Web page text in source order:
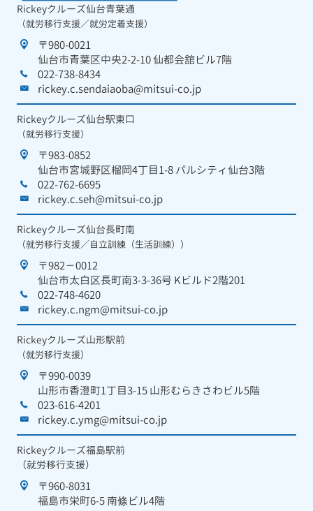
Rickeyクルーズ仙台青葉通
（就労移行支援／就労定着支援）
〒980-0021
仙台市青葉区中央2-2-10 仙都会舘ビル7階
022-738-8434
rickey.c.sendaiaoba@mitsui-co.jp
Rickeyクルーズ仙台駅東口
（就労移行支援）
〒983-0852
仙台市宮城野区榴岡4丁目1-8 パルシティ仙台3階
022-762-6695
rickey.c.seh@mitsui-co.jp
Rickeyクルーズ仙台長町南
（就労移行支援／自立訓練（生活訓練））
〒982－0012
仙台市太白区長町南3-3-36号 Kビルド2階201
022-748-4620
rickey.c.ngm@mitsui-co.jp
Rickeyクルーズ山形駅前
（就労移行支援）
〒990-0039
山形市香澄町1丁目3-15 山形むらきさわビル5階
023-616-4201
rickey.c.ymg@mitsui-co.jp
Rickeyクルーズ福島駅前
（就労移行支援）
〒960-8031
福島市栄町6-5 南條ビル4階